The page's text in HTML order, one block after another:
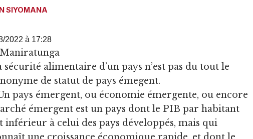
SIYOMANA
2022 à 17:28
@Maniratunga
sécurité alimentaire d’un pays n’est pas du tout le
de statut de pays émegent.
pays émergent, ou économie émergente, ou encore
émergent est un pays dont le PIB par habitant
inférieur à celui des pays développés, mais qui